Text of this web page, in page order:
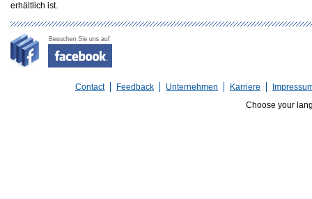
erhältlich ist.
Contact Feedback Unternehmen Karriere
Choose your